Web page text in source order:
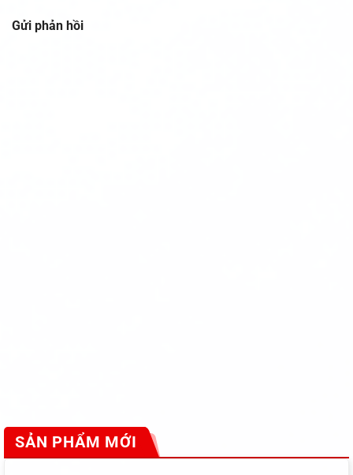
Gửi phản hồi
SẢN PHẨM MỚI